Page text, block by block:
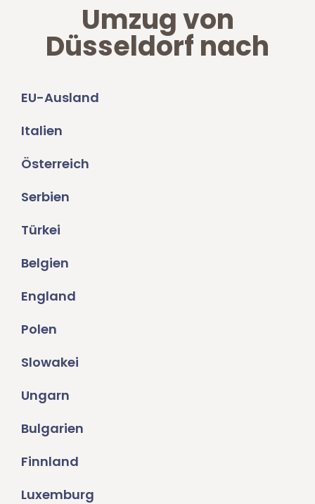
Umzug von
Düsseldorf nach
EU-Ausland
Italien
Österreich
Serbien
Türkei
Belgien
England
Polen
Slowakei
Ungarn
Bulgarien
Finnland
Luxemburg